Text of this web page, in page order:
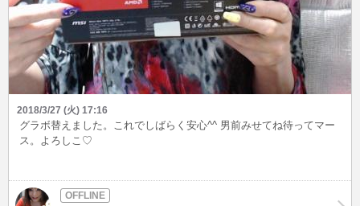
2018/3/27 (火) 17:16
グラボ替えました。これでしばらく安心^^ 男前みせてね待ってマー
ス。よろしこ♡